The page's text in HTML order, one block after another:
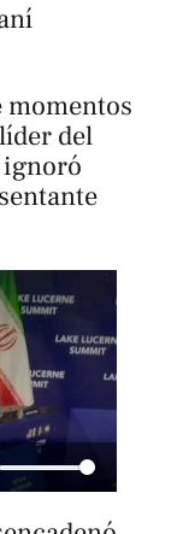
momentos
del
ignoró